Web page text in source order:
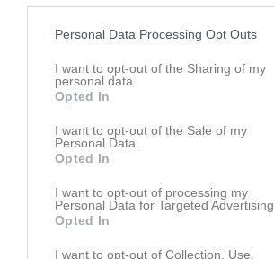
Personal Data Processing Opt Outs
I want to opt-out of the Sharing of my
personal data.
Opted In
I want to opt-out of the Sale of my
Personal Data.
Opted In
I want to opt-out of processing my
Personal Data for Targeted Advertising.
Opted In
I want to opt-out of Collection, Use,
Senast uppladdade video
Ingen video uppladdad
Logga in och ladda upp ert första klipp
Senast uppdaterade album